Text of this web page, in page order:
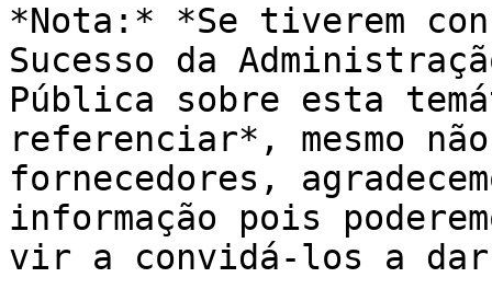
*Nota:* *Se tiverem
Sucesso da
Pública sobre esta
referenciar*, mesmo
fornecedores,
informação pois
vir a convidá-los a dar